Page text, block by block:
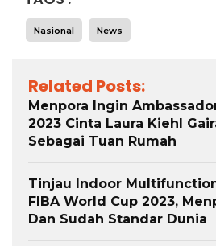
Nasional News
Related Posts:
Menpora Ingin
2023 Cinta Laura Kiehl
Sebagai Tuan Rumah
Tinjau Indoor
FIBA World Cup 2023,
Dan Sudah Standar Dunia